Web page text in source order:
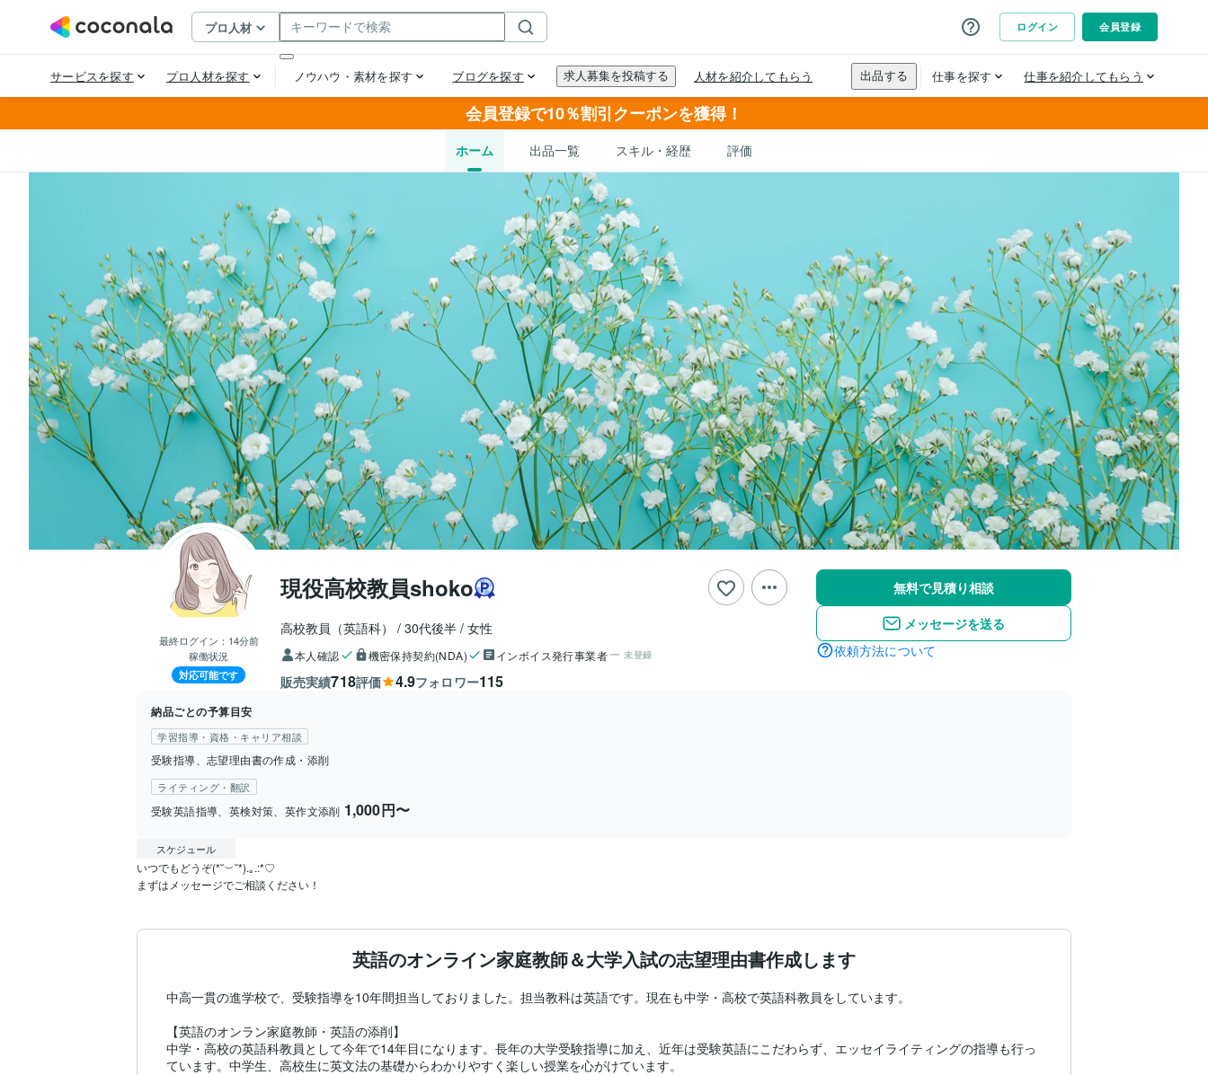
会員登録で10％割引クーポンを獲得！
ホーム 出品一覧 スキル・経歴 評価
最終ログイン： 14分前
稼働状況
対応可能です
現役高校教員shoko
高校教員（英語科） 30代後半 女性
本人確認 機密保持契約(NDA) インボイス発行事業者 未登録
販売実績718評価 4.9フォロワー115
無料で見積り相談
メッセージを送る
依頼方法について
納品ごとの予算目安
学習指導・資格・キャリア相談
受験指導、志望理由書の作成・添削
ライティング・翻訳
受験英語指導、英検対策、英作文添削 1,000円〜
スケジュール
いつでもどうぞ(*˘︶˘*).｡.:*♡
英語のオンライン家庭教師＆大学入試の志望理由書作成します
中高一貫の進学校で、受験指導を10年間担当しておりました。担当教科は英語です。現在も中学・高校で英語科教員をしています。
【英語のオンラン家庭教師・英語の添削】
中学・高校の英語科教員として今年で14年目になります。長年の大学受験指導に加え、近年は受験英語にこだわらず、エッセイライティングの指導も行っ
ています。中学生、高校生に英文法の基礎からわかりやすく楽しい授業を心がけています。